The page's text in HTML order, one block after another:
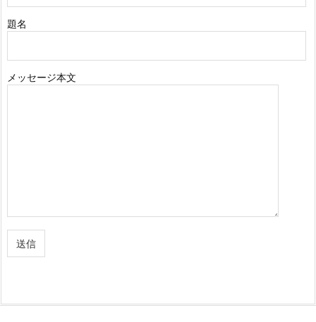
題名
メッセージ本文